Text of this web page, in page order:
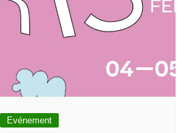
Evénement